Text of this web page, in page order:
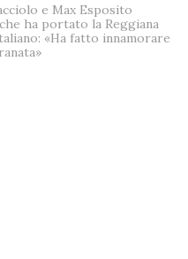
e Max Esposito
ha portato la Reggiana
«Ha fatto innamorare